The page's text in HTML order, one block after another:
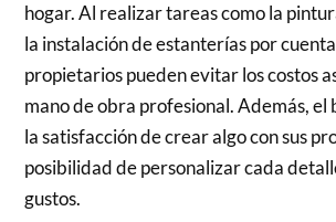
hogar. Al realizar tareas como la
la instalación de estanterías por
propietarios pueden evitar los costos
mano de obra profesional. Además,
la satisfacción de crear algo con sus
posibilidad de personalizar cada
gustos.